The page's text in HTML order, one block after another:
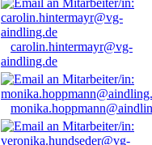
carolin.hintermayr@vg-
aindling.de